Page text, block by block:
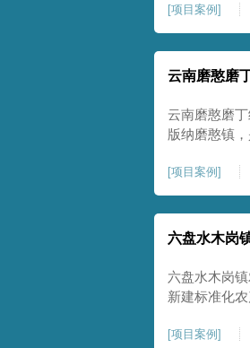
压缩模量
均匀沉降隐
[项目案例 ]
云南磨憨磨
云南磨憨磨
版纳磨憨镇
夯加固施工
围网区后续
[项目案例 ]
六盘水木岗
六盘水木岗
新建标准化
体承载力偏
[项目案例 ]